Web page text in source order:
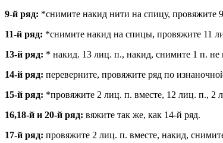
9-й ряд: *снимите накид нити на спицу, провяжите
11-й ряд: *снимите накид на спицы, провяжите 11
13-й ряд: * накид. 13 лиц. п., накид, снимите 1 п. не
14-й ряд: переверните, провяжите ряд по
15-й ряд: *провяжите 2 лиц. п. вместе, 12 лиц. п., 2
16,18-й и 20-й ряд: вяжите так же, как 14-й ряд.
17-й ряд: провяжите 2 лиц. п. вместе, накид,